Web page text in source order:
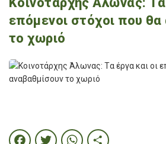
επόμενοι στόχοι που
το χωριό